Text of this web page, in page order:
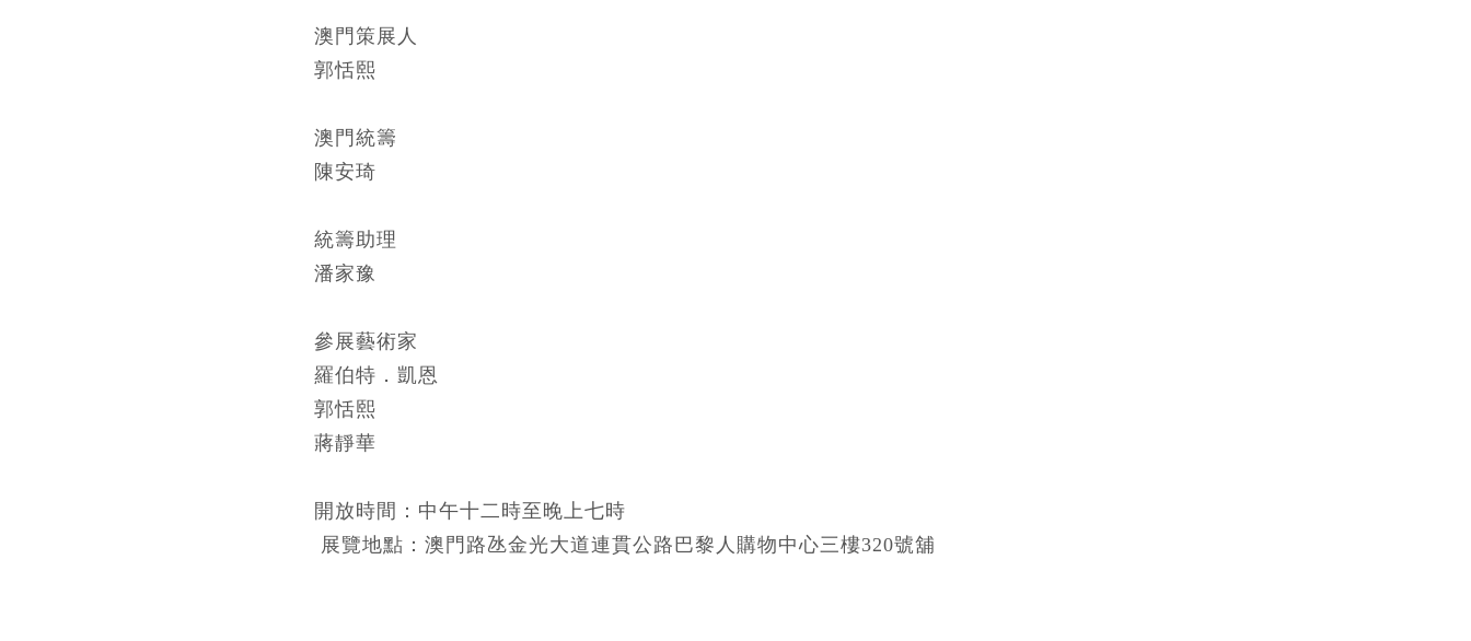
澳門 策展人
郭恬熙
澳門統籌
陳安琦
統籌助理
潘家豫
參展藝術家
羅伯特．凱恩
郭恬熙
蔣靜華
開放時間：中午十二時至晚上七時
展覽地點：澳門路氹金光大道連貫公路巴黎人購物中心三樓320號舖